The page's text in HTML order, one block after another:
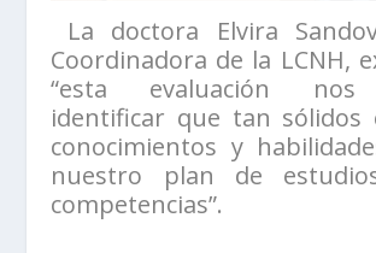
La doctora Elvira
Coordinadora de la LCNH,
“esta evaluación nos
identificar que tan sólidos
conocimientos y
nuestro plan de
competencias”.